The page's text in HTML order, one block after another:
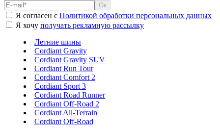
Я согласен с Политикой обработки персональных данных
Я хочу получать рекламную рассылку
Летние шины
Cordiant Gravity
Cordiant Gravity SUV
Cordiant Run Tour
Cordiant Comfort 2
Cordiant Sport 3
Cordiant Road Runner
Cordiant Off-Road 2
Cordiant All-Terrain
Cordiant Off-Road